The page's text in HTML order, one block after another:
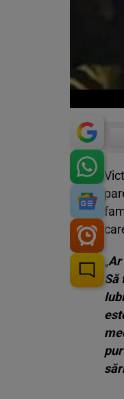
„Ar
Să